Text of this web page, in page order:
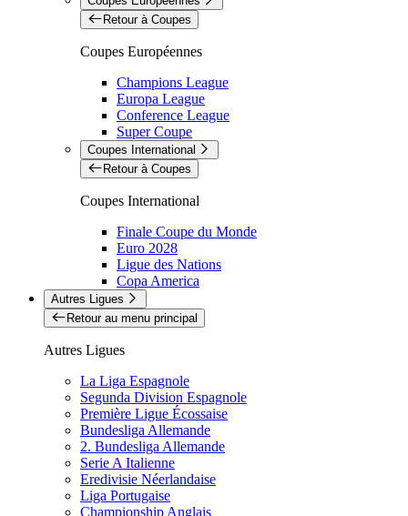
Retour à Coupes
Coupes Européennes
Champions League
Europa League
Conference League
Super Coupe
Coupes International
Retour à Coupes
Coupes International
Finale Coupe du Monde
Euro 2028
Ligue des Nations
Copa America
Autres Ligues
Retour au menu principal
Autres Ligues
La Liga Espagnole
Segunda Division Espagnole
Première Ligue Écossaise
Bundesliga Allemande
2. Bundesliga Allemande
Serie A Italienne
Eredivisie Néerlandaise
Liga Portugaise
Championship Anglais